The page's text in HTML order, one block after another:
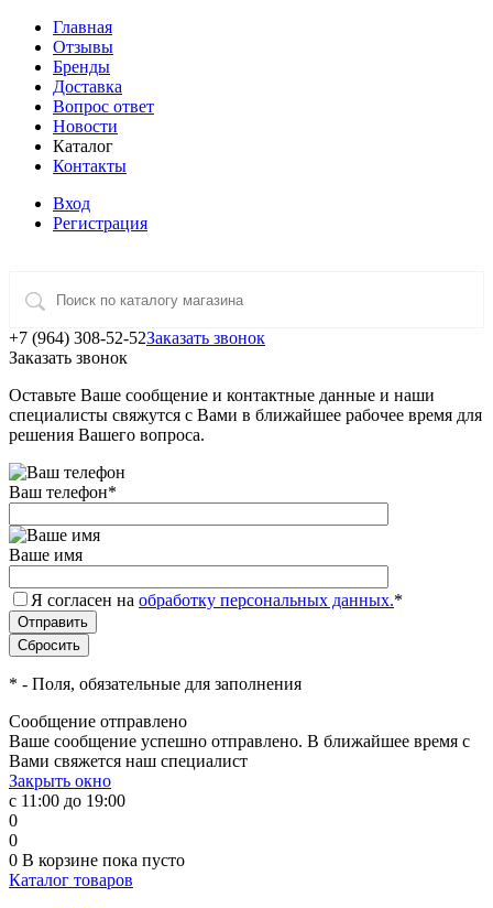
Главная
Отзывы
Бренды
Доставка
Вопрос ответ
Новости
Каталог
Контакты
Вход
Регистрация
+7 (964) 308-52-52Заказать звонок
Заказать звонок
Оставьте Ваше сообщение и контактные данные и наши
специалисты свяжутся с Вами в ближайшее рабочее время для
решения Вашего вопроса.
Ваш телефон*
Ваше имя
Я согласен на обработку персональных данных.*
* - Поля, обязательные для заполнения
Сообщение отправлено
Ваше сообщение успешно отправлено. В ближайшее время с
Вами свяжется наш специалист
Закрыть окно
с 11:00 до 19:00
0
0
0 В корзине пока пусто
Каталог товаров